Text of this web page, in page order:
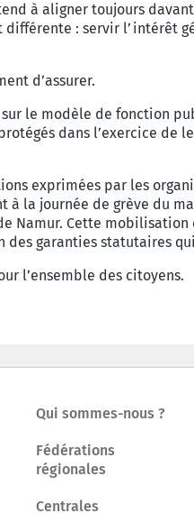
à aligner toujours
: servir l’intérêt
d’assurer.
le modèle de fonction
dans l’exercice de
exprimées par les
la journée de grève du
Namur. Cette
garanties statutaires
l’ensemble des citoyens.
Qui sommes-nous ?
Fédérations
régionales
Centrales